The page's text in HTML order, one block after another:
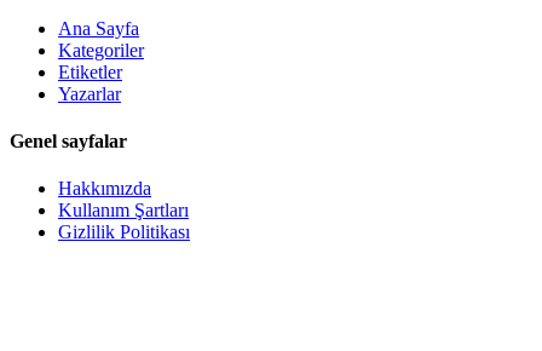
Ana Sayfa
Kategoriler
Etiketler
Yazarlar
Genel sayfalar
Hakkımızda
Kullanım Şartları
Gizlilik Politikası